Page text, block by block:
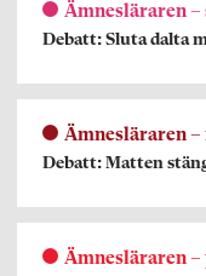
Ämnesläraren –
Debatt: Sluta dalta
Ämnesläraren
Debatt: Matten
Ämnesläraren